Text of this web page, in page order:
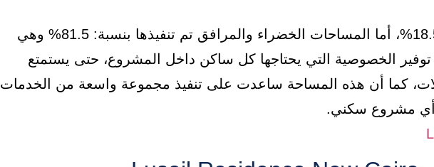
مساحة البناء على نسبة: 18.5%، أما المساحات الخضراء والمرافق تم تنفيذها بنسبة: 81.5% وهي
الخصوصية التي يحتاجها كل ساكن داخل المشروع، حتى يستمتع
كما أن هذه المساحة ساعدت على تنفيذ مجموعة واسعة من الخدمات
أي مشروع سكني.